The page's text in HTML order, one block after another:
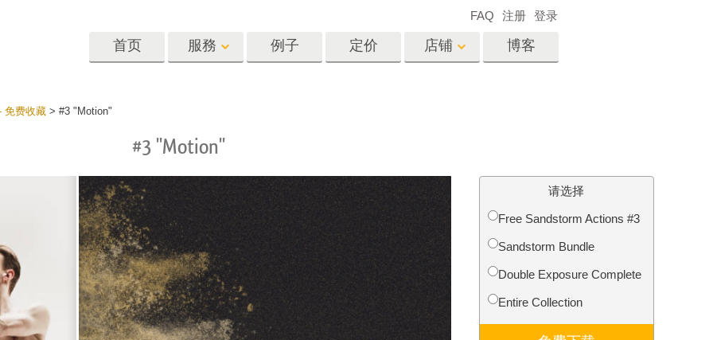
首页 服務
片编辑服务 人工智能生成的服装模型 照片修复服务
例子 定价 店铺
Photoshop 动作
Photoshop 疊加
Photoshop 紋理
Ps 动作 整个合集
Ps覆盖整个收藏
情人节贺卡
婚礼请柬
博客
FAQ 注册 登录
免费收藏> #3 "Motion"
#3 "Motion"
请选择
Free Sandstorm Actions #3
Sandstorm Bundle
Double Exposure Complete
Entire Collection